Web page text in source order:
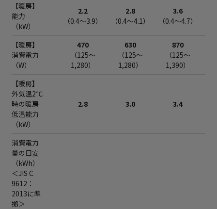
【暖房】
能力
（kW）
2.2
（0.4～3.9）
2.8
（0.4～4.1）
3.6
（0.4～4.7）
【暖房】
消費電力
（W）
470
（125～
1,280）
630
（125～
1,280）
870
（125～
1,390）
【暖房】
外気温2℃
時の暖房
低温能力
（kW）
2.8 3.0 3.4
消費電力
量の目安
（kWh）
＜JIS C
9612：
2013に準
拠＞